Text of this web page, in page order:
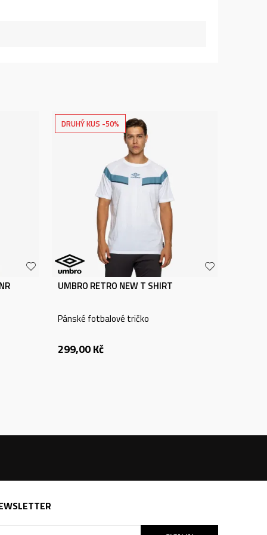
DRUHÝ KUS -50%
UMBRO RETRO NEW T SHIRT
Pánské fotbalové tričko
299,00Kč